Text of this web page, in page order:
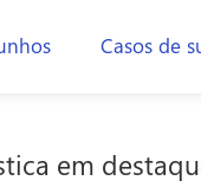
Casos de
em